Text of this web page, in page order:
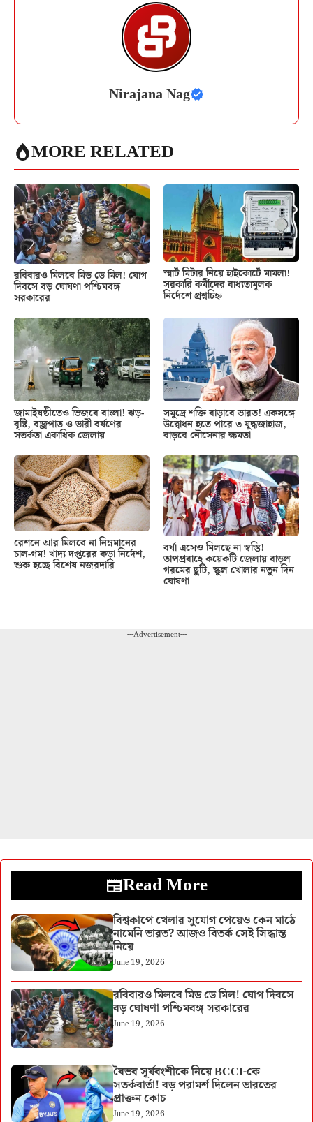
Nirajana Nag
MORE RELATED
রবিবারও মিলবে মিড ডে মিল! যোগ
দিবসে বড় ঘোষণা পশ্চিমবঙ্গ
সরকারের
স্মার্ট মিটার নিয়ে হাইকোর্টে মামলা!
সরকারি কর্মীদের বাধ্যতামূলক
নির্দেশে প্রশ্নচিহ্ন
জামাইষষ্ঠীতেও ভিজবে বাংলা! ঝড়-
বৃষ্টি, বজ্রপাত ও ভারী বর্ষণের
সতর্কতা একাধিক জেলায়
সমুদ্রে শক্তি বাড়াবে ভারত! একসঙ্গে
উদ্বোধন হতে পারে ৩ যুদ্ধজাহাজ,
বাড়বে নৌসেনার ক্ষমতা
রেশনে আর মিলবে না নিম্নমানের
চাল-গম! খাদ্য দপ্তরের কড়া নির্দেশ,
শুরু হচ্ছে বিশেষ নজরদারি
বর্ষা এসেও মিলছে না স্বস্তি!
তাপপ্রবাহে কয়েকটি জেলায় বাড়ল
গরমের ছুটি, স্কুল খোলার নতুন দিন
ঘোষণা
---Advertisement---
Read More
বিশ্বকাপে খেলার সুযোগ পেয়েও কেন মাঠে
নামেনি ভারত? আজও বিতর্ক সেই সিদ্ধান্ত
নিয়ে
June 19, 2026
রবিবারও মিলবে মিড ডে মিল! যোগ দিবসে
বড় ঘোষণা পশ্চিমবঙ্গ সরকারের
June 19, 2026
বৈভব সূর্যবংশীকে নিয়ে BCCI-কে
সতর্কবার্তা! বড় পরামর্শ দিলেন ভারতের
প্রাক্তন কোচ
June 19, 2026